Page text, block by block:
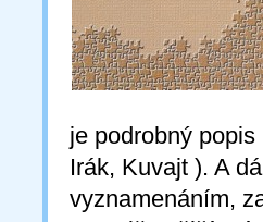
je podrobný
Irák, Kuvajt ). A
vyznamenáním,